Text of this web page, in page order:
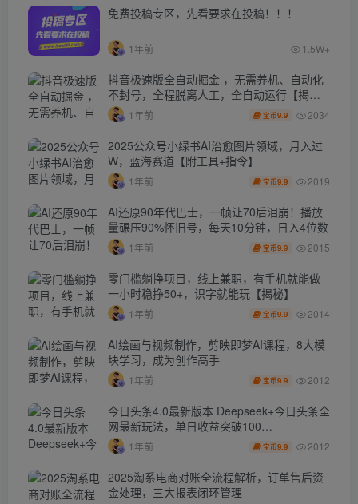
免费投稿专区，先看要求在投稿！！！
1年前 1.5W+
抖音极速版全自动掘金 ，无需养机、自动化
不封号，全程脱离人工，全自动运行【揭
秘】 1年前 宝币9.9 2034
2025公众号小绿书AI治愈图片领域，月入过
W，蓝海赛道【附工具+指令】
1年前 宝币9.9 2019
AI还原90年代巴士，一帧让70后泪崩！播放
量碾压90%怀旧号，每天10分钟，日入4位数
1年前 宝币9.9 2015
零门槛躺挣项目，线上兼职，有手机就能做
一小时稳挣50+，识字就能玩【揭秘】
1年前 宝币9.9 2014
AI绘画与视频制作，剪映即梦AI课程，8大模
块学习，成为创作高手
1年前 宝币9.9 2012
今日头条4.0最新版本 Deepseek+今日头条全
网最新玩法，单日收益突破100…
1年前 宝币9.9 2012
2025淘系电商对账全流程解析，订单售后资
金处理，三大报表闭环管理